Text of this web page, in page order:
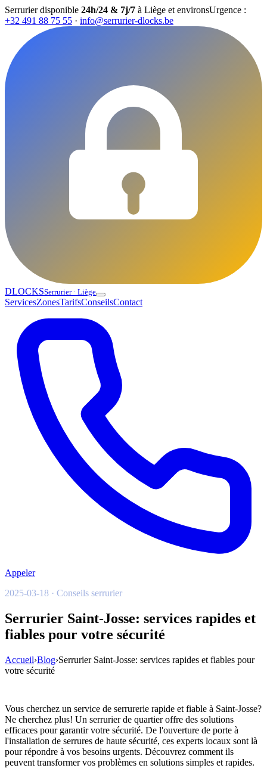
Serrurier disponible 24h/24 & 7j/7 à Liège et environsUrgence :
+32 491 88 75 55 · info@serrurier-dlocks.be
DLOCKSSerrurier · Liège
ServicesZonesTarifsConseilsContact
Appeler
2025-03-18 · Conseils serrurier
Serrurier Saint-Josse: services rapides et
fiables pour votre sécurité
Accueil›Blog›Serrurier Saint-Josse: services rapides et fiables pour
votre sécurité
Vous cherchez un service de serrurerie rapide et fiable à Saint-Josse?
Ne cherchez plus! Un serrurier de quartier offre des solutions
efficaces pour garantir votre sécurité. De l'ouverture de porte à
l'installation de serrures de haute sécurité, ces experts locaux sont là
pour répondre à vos besoins urgents. Découvrez comment ils
peuvent transformer vos problèmes en solutions simples et rapides.